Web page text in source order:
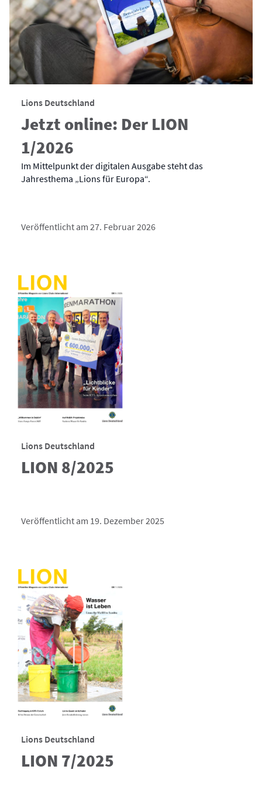
Lions Deutschland
Jetzt online: Der LION
1/2026
Im Mittelpunkt der digitalen Ausgabe steht das
Jahresthema „Lions für Europa“.
Veröffentlicht am 27. Februar 2026
Lions Deutschland
LION 8/2025
Veröffentlicht am 19. Dezember 2025
Lions Deutschland
LION 7/2025